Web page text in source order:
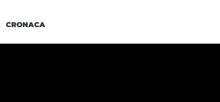
CRONACA